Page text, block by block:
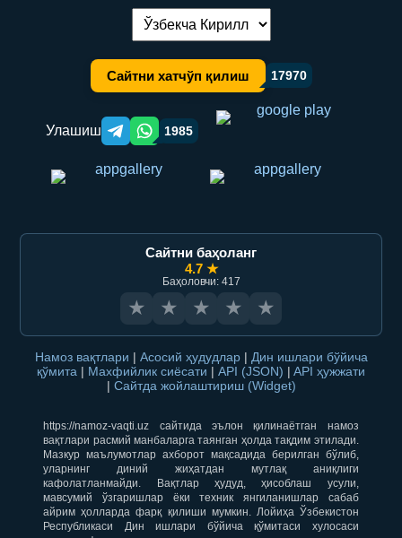
Тилни алмаштириш:
Сайтни хатчўп қилиш 17970
Улашиш Telegram orqali ulashish
WhatsApp orqali ulashish
1985
Сайтни баҳоланг
4.7 ★
Баҳоловчи: 417
★ ★ ★ ★ ★
Намоз вақтлари | Асосий ҳудудлар | Дин ишлари бўйича
қўмита | Махфийлик сиёсати | API (JSON) | API ҳужжати
| Сайтда жойлаштириш (Widget)
https://namoz-vaqti.uz сайтида эълон қилинаётган намоз
вақтлари расмий манбаларга таянган ҳолда тақдим этилади.
Мазкур маълумотлар ахборот мақсадида берилган бўлиб,
уларнинг диний жиҳатдан мутлақ аниқлиги
кафолатланмайди. Вақтлар ҳудуд, ҳисоблаш усули,
мавсумий ўзгаришлар ёки техник янгиланишлар сабаб
айрим ҳолларда фарқ қилиши мумкин. Лойиҳа Ўзбекистон
Республикаси Дин ишлари бўйича қўмитаси хулосаси